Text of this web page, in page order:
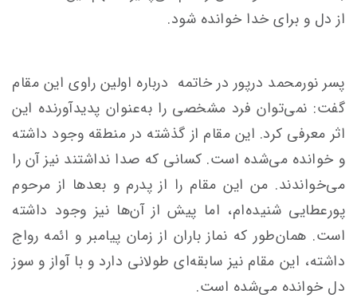
از دل و برای خدا خوانده شود.
پسر نورمحمد درپور در خاتمه درباره اولین راوی این مقام
گفت: نمی‌توان فرد مشخصی را به‌عنوان پدیدآورنده این
اثر معرفی کرد. این مقام از گذشته در منطقه وجود داشته
و خوانده می‌شده است. کسانی که صدا نداشتند نیز آن را
می‌خواندند. من این مقام را از پدرم و بعدها از مرحوم
پورعطایی شنیده‌ام، اما پیش از آن‌ها نیز وجود داشته
است. همان‌طور که نماز باران از زمان پیامبر و ائمه رواج
داشته، این مقام نیز سابقه‌ای طولانی دارد و با آواز و سوز
دل خوانده می‌شده است.